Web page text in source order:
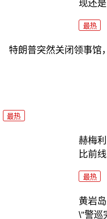
现还是
最热
特朗普突然关闭领事馆
最热
赫梅
比前
最热
黄岩
\"警巡